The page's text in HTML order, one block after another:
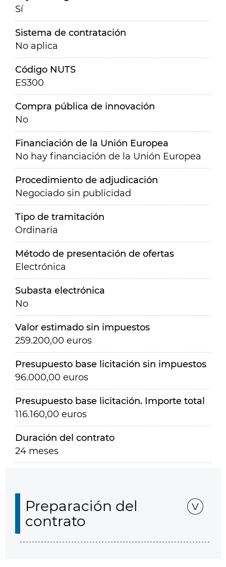
Sí
Sistema de contratación
No aplica
Código NUTS
ES300
Compra pública de innovación
No
Financiación de la Unión Europea
No hay financiación de la Unión Europea
Procedimiento de adjudicación
Negociado sin publicidad
Tipo de tramitación
Ordinaria
Método de presentación de ofertas
Electrónica
Subasta electrónica
No
Valor estimado sin impuestos
259.200,00 euros
Presupuesto base licitación sin impuestos
96.000,00 euros
Presupuesto base licitación. Importe total
116.160,00 euros
Duración del contrato
24 meses
Preparación del
contrato